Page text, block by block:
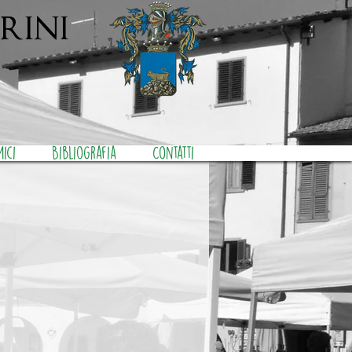
Bibliografia Contatti